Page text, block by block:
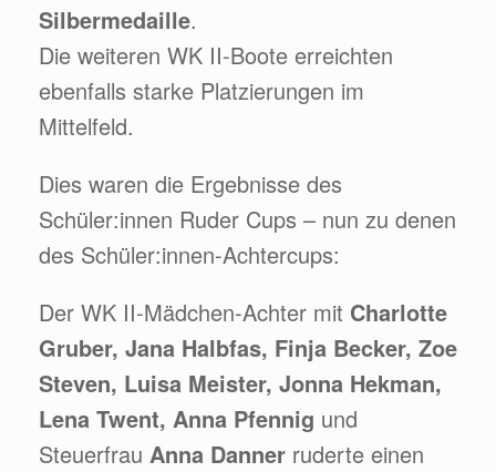
Silbermedaille.
Die weiteren WK II-Boote erreichten
ebenfalls starke Platzierungen im
Mittelfeld.
Dies waren die Ergebnisse des
Schüler:innen Ruder Cups – nun zu denen
des Schüler:innen-Achtercups:
Der WK II-Mädchen-Achter mit Charlotte
Gruber, Jana Halbfas, Finja Becker, Zoe
Steven, Luisa Meister, Jonna Hekman,
Lena Twent, Anna Pfennig und
Steuerfrau Anna Danner ruderte einen